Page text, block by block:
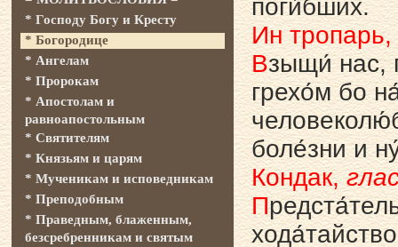
поги́бших.
Ин тропарь,
Взыщи́ нас,
грехо́м бо
боле́зни и
Кондак,
П
* Господу Богу и Кресту
* Богородице
* Ангелам
* Пророкам
* Апостолам и
равноапостольным
* Святителям
* Князьям и царям
* Мученикам и исповедникам
* Преподобным
* Праведным, блаженным,
безсребренникам и святым